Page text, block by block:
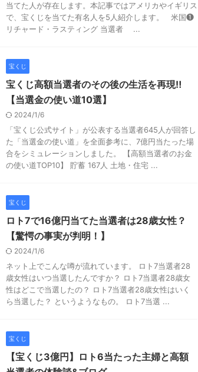
当てた人が存在します。本記事ではアメリカやイギリス
で、宝くじを当てた有名人を5人紹介します。 米国❶
リチャード・ラスティング 当選者 ...
宝くじ
宝くじ高額当選者のその後の生活を再現‼︎
【当選金の使い道10選】
2024/1/6
「宝くじ公式サイト」が公表する当選者645人が回答し
た「当選金の使い道」を全面参考に、7億円当たった場
合をシミュレーションしました。 【高額当選者のお金
の使い道TOP10】 貯蓄 167人 土地・住宅 ...
宝くじ
ロト7で16億円当てた当選者は28歳女性？
【驚愕の事実が判明！】
2024/1/6
ネット上でこんな噂が流れています。 ロト7当選者28
歳女性はいつ当選したんですか？ ロト7当選者28歳女
性はどこで当選したの？ ロト7当選者28歳女性はいく
ら当選した？ というようなもの。 ロト7当選 ...
宝くじ
【宝くじ3億円】ロト6当たった主婦と高額